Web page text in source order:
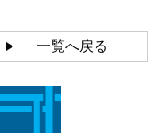
一覧へ戻る